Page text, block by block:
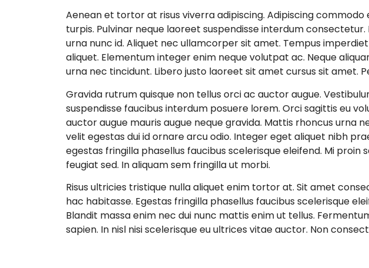
Aenean et tortor at risus viverra adipiscing. Adipiscing
turpis. Pulvinar neque laoreet suspendisse interdum
urna nunc id. Aliquet nec ullamcorper sit amet. Tempus
aliquet. Elementum integer enim neque volutpat ac. Neque
urna nec tincidunt. Libero justo laoreet sit amet cursus sit amet.
Gravida rutrum quisque non tellus orci ac auctor augue.
suspendisse faucibus interdum posuere lorem. Orci sagittis eu
auctor augue mauris augue neque gravida. Mattis rhoncus urna
velit egestas dui id ornare arcu odio. Integer eget aliquet nibh
egestas fringilla phasellus faucibus scelerisque eleifend. Mi
feugiat sed. In aliquam sem fringilla ut morbi.
Risus ultricies tristique nulla aliquet enim tortor at. Sit amet
hac habitasse. Egestas fringilla phasellus faucibus scelerisque
Blandit massa enim nec dui nunc mattis enim ut tellus.
sapien. In nisl nisi scelerisque eu ultrices vitae auctor. Non